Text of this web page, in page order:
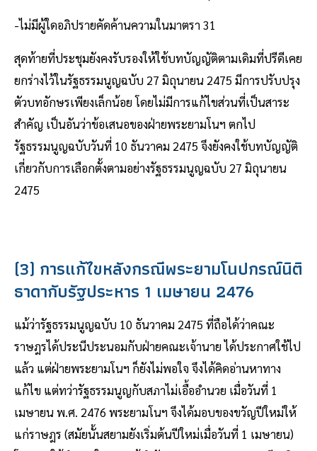
-ไม่มีผู้ใดอภิปรายคัดค้านความในมาตรา 31
สุดท้ายที่ประชุมยังคงรับรองให้ใช้บทบัญญัติตามเดิมที่ปรีดีเคย
ยกร่างไว้ในรัฐธรรมนูญฉบับ 27 มิถุนายน 2475 มีการปรับปรุง
ตัวบทอักษรเพียงเล็กน้อย โดยไม่มีการแก้ไขส่วนที่เป็นสาระ
สำคัญ เป็นอันว่าข้อเสนอของฝ่ายพระยามโนฯ ตกไป
รัฐธรรมนูญฉบับวันที่ 10 ธันวาคม 2475 จึงยังคงใช้บทบัญญัติ
เกี่ยวกับการเลือกตั้งตามอย่างรัฐธรรมนูญฉบับ 27 มิถุนายน
2475
(3) การแก้ไขหลังกรณีพระยามโนปกรณ์นิติ
ธาดากับรัฐประหาร 1 เมษายน 2476
แม้ว่ารัฐธรรมนูญฉบับ 10 ธันวาคม 2475 ที่ถือได้ว่าคณะ
ราษฎรได้ประนีประนอมกับฝ่ายคณะเจ้านาย ได้ประกาศใช้ไป
แล้ว แต่ฝ่ายพระยามโนฯ ก็ยังไม่พอใจ จึงได้คิดอ่านหาทาง
แก้ไข แต่ทว่ารัฐธรรมนูญกับสภาไม่เอื้ออำนวย เมื่อวันที่ 1
เมษายน พ.ศ. 2476 พระยามโนฯ จึงได้มอบของขวัญปีใหม่ให้
แก่ราษฎร (สมัยนั้นสยามยังเริ่มต้นปีใหม่เมื่อวันที่ 1 เมษายน)